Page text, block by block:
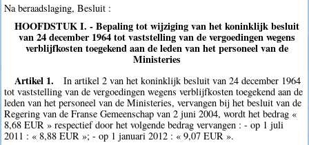
Na beraadslaging, Besluit :
HOOFDSTUK I. - Bepaling tot wijziging van het koninklijk besluit
van 24 december 1964 tot vaststelling van de vergoedingen wegens
verblijfkosten toegekend aan de leden van het personeel van de
Ministeries
Artikel 1.
In artikel 2 van het koninklijk besluit van 24 december 1964
tot vaststelling van de vergoedingen wegens verblijfkosten toegekend aan de
leden van het personeel van de Ministeries, vervangen bij het besluit van de
Regering van de Franse Gemeenschap van 2 juni 2004, wordt het bedrag «
8,68 EUR » respectief door het volgende bedrag vervangen : - op 1 juli
2011 : « 8,88 EUR »; - op 1 januari 2012 : « 9,07 EUR ».